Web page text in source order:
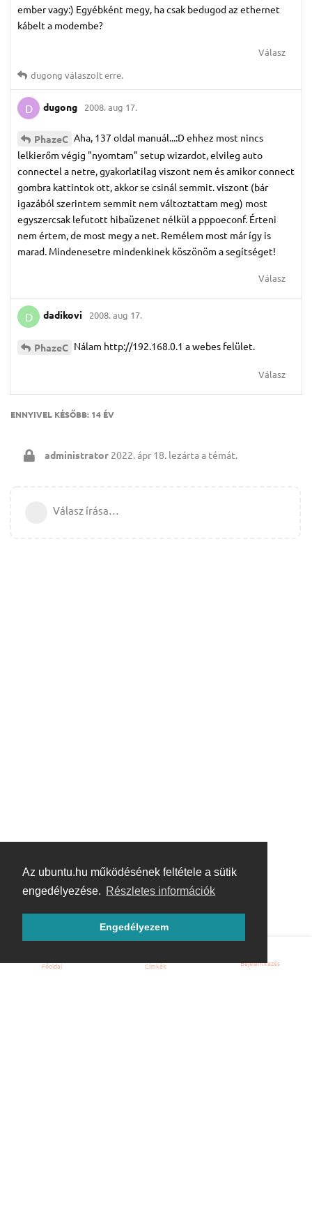
Az ubuntu.hu működésének feltétele a sütik
engedélyezése. Részletes információk
Engedélyezem
ember vagy:) Egyébként megy, ha csak bedugod az ethernet
kábelt a modembe?
Válasz
dugong válaszolt erre.
D dugong 2008. aug 17.
PhazeC Aha, 137 oldal manuál...:D ehhez most nincs
lelkierőm végig "nyomtam" setup wizardot, elvileg auto
connectel a netre, gyakorlatilag viszont nem és amikor connect
gombra kattintok ott, akkor se csinál semmit. viszont (bár
igazából szerintem semmit nem változtattam meg) most
egyszercsak lefutott hibaüzenet nélkül a pppoeconf. Érteni
nem értem, de most megy a net. Remélem most már így is
marad. Mindenesetre mindenkinek köszönöm a segítséget!
Válasz
D dadikovi 2008. aug 17.
PhazeC Nálam http://192.168.0.1 a webes felület.
Válasz
ENNYIVEL KÉSŐBB: 14 ÉV
administrator 2022. ápr 18. lezárta a témát.
Válasz írása…
Főoldal Címkék Bejelentkezés